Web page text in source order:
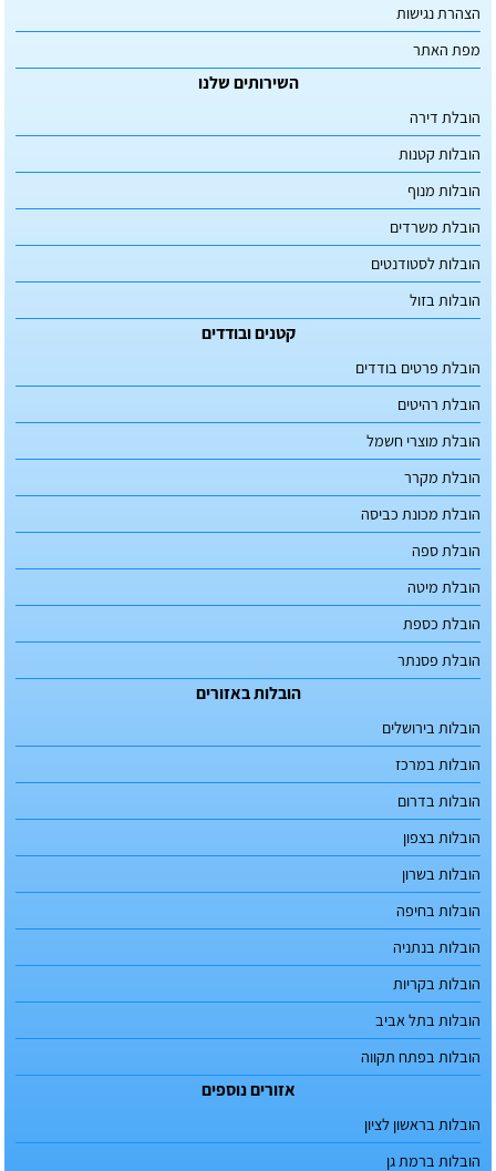
הצהרת נגישות
מפת האתר
השירותים שלנו
הובלת דירה
הובלות קטנות
הובלות מנוף
הובלת משרדים
הובלות לסטודנטים
הובלות בזול
קטנים ובודדים
הובלת פרטים בודדים
הובלת רהיטים
הובלת מוצרי חשמל
הובלת מקרר
הובלת מכונת כביסה
הובלת ספה
הובלת מיטה
הובלת כספת
הובלת פסנתר
הובלות באזורים
הובלות בירושלים
הובלות במרכז
הובלות בדרום
הובלות בצפון
הובלות בשרון
הובלות בחיפה
הובלות בנתניה
הובלות בקריות
הובלות בתל אביב
הובלות בפתח תקווה
אזורים נוספים
הובלות בראשון לציון
הובלות ברמת גן